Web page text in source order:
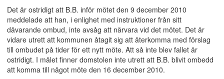
Det är ostridigt att B.B. inför mötet den 9 december 2010
meddelade att han, i enlighet med instruktioner från sitt
dåvarande ombud, inte avsåg att närvara vid det mötet. Det är
vidare utrett att kommunen åtagit sig att återkomma med förslag
till ombudet på tider för ett nytt möte. Att så inte blev fallet är
ostridigt. I målet finner domstolen inte utrett att B.B. blivit ombedd
att komma till något möte den 16 december 2010.